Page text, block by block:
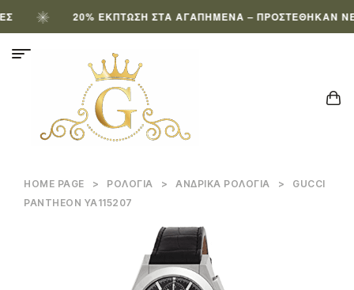
20% ΈΚΠΤΩΣΗ ΣΤΑ ΑΓΑΠΗΜΈΝΑ – ΠΡΟΣΤΈΘΗΚΑΝ ΝΈΑ
HOME PAGE > ΡΟΛΌΓΙΑ > ΑΝΔΡΙΚΆ ΡΟΛΌΓΙΑ >
GUCCI
PANTHEON YA115207